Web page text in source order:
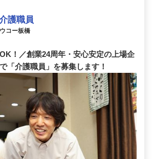
護職員
コー板橋
！／創業24周年・安心安定の上場企
「介護職員」を募集します！